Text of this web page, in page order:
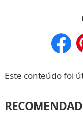
Este conteúdo foi